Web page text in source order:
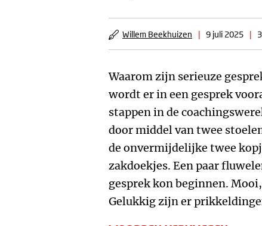
Willem Beekhuizen | 9 juli 2025 |
Waarom zijn serieuze
wordt er in een gesprek
stappen in de
door middel van twee
de onvermijdelijke twee
zakdoekjes. Een paar
gesprek kon beginnen.
Gelukkig zijn er